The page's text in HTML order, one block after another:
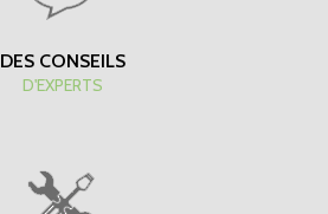
DES CONSEILS
D'EXPERTS